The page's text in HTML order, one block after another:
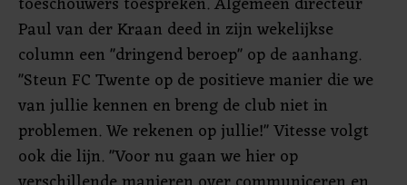
Paul van der Kraan deed in zijn wekelijkse
column een "dringend beroep" op de aanhang.
"Steun FC Twente op de positieve manier die we
van jullie kennen en breng de club niet in
problemen. We rekenen op jullie!" Vitesse volgt
ook die lijn. "Voor nu gaan we hier op